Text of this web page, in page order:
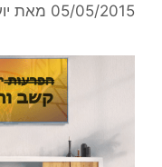
05/05/2015 מאת